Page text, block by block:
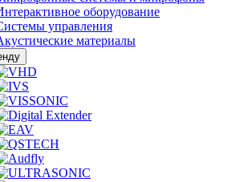
оборудование
управления
материалы